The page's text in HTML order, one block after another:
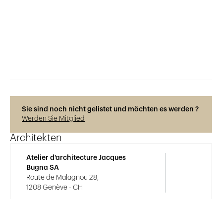
Sie sind noch nicht gelistet und möchten es werden ?
Werden Sie Mitglied
Architekten
Atelier d'architecture Jacques
Bugna SA
Route de Malagnou 28,
1208 Genève - CH